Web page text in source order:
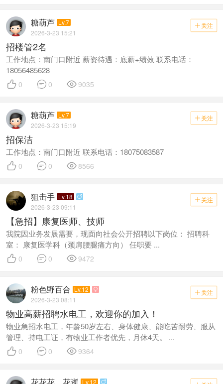
 关注
糖葫芦 Lv.7
2026-3-23 15:21
招楼管2名
工作地点：南门口附近 薪资待遇：底薪+绩效 联系电话：
18056485628
 0  0 9035
 关注
糖葫芦 Lv.7
2026-3-23 15:19
招保洁
工作地点：南门口附近 联系电话：18075083587
 0  0  8566
 关注
狙击手 Lv.18 
2026-3-23 09:11
【急招】康复医师、技师
我院因业务发展需要，现面向社会公开招聘以下岗位： 招聘科
室： 康复医学科（颈肩腰腿痛方向） 任职要 ...
 0  0 9472
 关注
粉色野百合 Lv.12 
2026-3-23 08:11
物业高薪招聘水电工，欢迎你的加入！
物业急招水电工，年龄50岁左右、身体健康、能吃苦耐劳、服从
管理、持电工证，有物业工作者优先，月休4天。 ...
 0  0 9364
Lv.12 